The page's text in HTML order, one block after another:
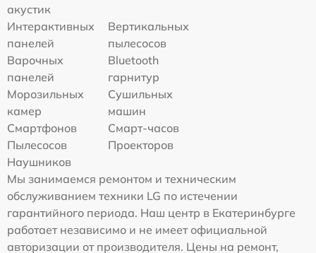
акустик
Интерактивных
панелей
Вертикальных
пылесосов
Варочных
панелей
Bluetooth
гарнитур
Морозильных
камер
Сушильных
машин
Смартфонов
Смарт-часов
Пылесосов
Проекторов
Наушников
Мы занимаемся ремонтом и техническим
обслуживанием техники LG по истечении
гарантийного периода. Наш центр в Екатеринбурге
работает независимо и не имеет официальной
авторизации от производителя. Цены на ремонт,